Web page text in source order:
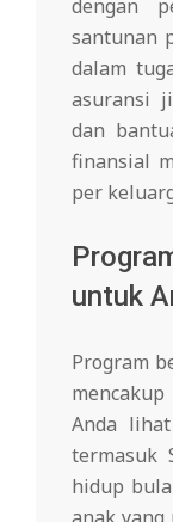
dengan
santunan
dalam
asuransi
dan
finansial
per
untuk
Program
Anda
termasuk
hidup